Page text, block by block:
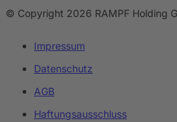
© Copyright 2026 RAMPF Holding
Impressum
Datenschutz
AGB
Haftungsausschluss